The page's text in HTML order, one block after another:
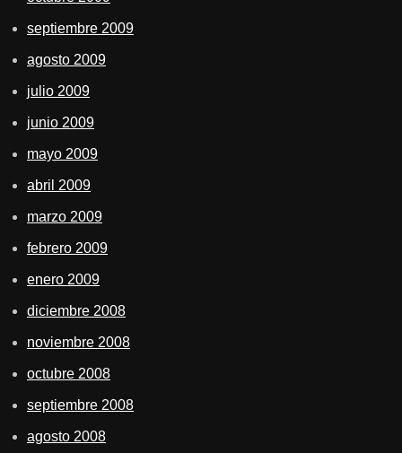
septiembre 2009
agosto 2009
julio 2009
junio 2009
mayo 2009
abril 2009
marzo 2009
febrero 2009
enero 2009
diciembre 2008
noviembre 2008
octubre 2008
septiembre 2008
agosto 2008